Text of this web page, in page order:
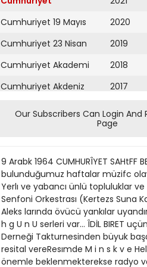
Cumhuriyet 19 Mayıs
Cumhuriyet 23 Nisan
Cumhuriyet Akademi
Cumhuriyet Akdeniz
Cumhuriyet Alışveriş
Cumhuriyet Ankara
Cumhuriyet Büyük
Taaruz
Cumhuriyet
Cumartesi
Cumhuriyet Çevre
2020
2019
2018
2017
2016
2015
2013
2012
2011
2010
2009
Our Subscribers Can Login And
Page
9 Arabk 1964 CUMHURÎYET SAHtFF BEŞ a KONSERLER SERISI ııııııımıiMiııııııııııııııııımıııııııııııımııııımıııııııııııııııi'u İdil 6/ret res/to/ verecek Içinde bulunduğumuz haftalar müzifc olaylan bakımından şehrımizde çoktandır hasretini duyduğumuz bir kıpırdanma niteliğıni taşımaktadır. Yerlı ve yabancı ünlü topluluklar ve solistler arasında: Salzburg Kuarteti, Venedık Solıstleri, Yakov Flier, Kurt Wöss Gulseren Sadak, Londra Senfoni Orkestrası (Kertezs Suna Kan, Sır Malcolm Sargent G. Pyer) birbiri arkasından önemli konserler verdiler önümüzdeki gunlerde de Aleks larında övücü yankılar uyandırandr Ognivtsev, Igor Bezrodny jj V. Yampolsky ve tdil Biret'ın kon *,, »•••.„ ,, ı l d l 1 B l r e t 8 a r a h k S a h g U n U serleri var... ÎDİL BIRET uçüncu defa çık saat 19 da San Sinemasında Istığı Rusya ve sonra Finlandıya tanbul Verem Savaş Derneği Takturnesinden büyuk başarıyla do sım Dıspanseri Sosyal Yardım Ko„ , nüyor. Moskova, Leningrad, Riga, mitesi yararına bır resital vereResımde M i n s k v e Helsinki'de verdiği koncektır. Çok değerli virtüozumuzun serler gerek yabancı basmda, ge bu resitali önemle beklenmekterekse radyo ve televizyon yayındir. «Batan Gune^» filminin kadın kahramanı Monica Vitti Gizlilikten faydâ yok Hem geç, hem güç 0 yapamadı, ben yaparım Saadetin | yeni yolu Lâf kıtlığında asmafar... Baş edilemiyor | | Gizlilikten fayda yok Partisinin Genel Başkan Seçimi oldn Adalet ama, akisleri (yankılan) bitmedi. Hâlâ bitti de çıkan bir habere göre, üç Amerikalı ilim adamı profesör de, yayınladıkları bir raporda, dayagın faydalı, hattâ lüzumlu olduğunu iddia etmisler. Ama, Atlanta'lı bu üç âlimin dayağı, ülnnav üstadımızın istediği dayaga pek benzemiyor. Onlar, erkeklerin arada bir karılannı dövmelerinin, saadetleri bakımından, hemen hemen sart olduçıınu ileri sürüyorlar. Hem de, senelerce süren. tecrübelere dayanarak, ilmen söyliivorlar bunu. Profesörlere îöre kadınlar, erkeklerinden arasıra davak vedikre sonsuz bir huzura kavusuyorlarmıs. Amerikalı âlimler daha da ileri gidivorlar: Erkek da^afcı savesinde pek çok aile mahvolmaktan kurtnlmus, ve kurtuluyormus. Halbuki, Fransızlann pek roeshur bir sözü vardır: Kadını, bir çiçekle dahi olsa, dövmemelidirler. Dcmek. asırlarla beraber, kadınlar da degismis. Simdikilere, çiçek miçek de ne oluyor? dünedüz hasacaksınız sopavı, hem kannız rahat edecek, hem siz basınızı dinliyeceksiniz. Pek. o kadar da, zor bir sev olmasa gerek. Beceremivenler. ppkâlâ mahalleden birini tntup karılannı dövdürehilirler. tlmen buna da cevaz vardır elbette. Çünkü bo davak başka davak. Hattâ. «sadece davak değil de, âdeta bir çesit. saadet ilâcı. Tevrkkeli, biz «dayak cennetten çıkmadır»